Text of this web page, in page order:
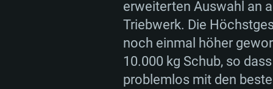
1982-83 in Komsomolsk
Jagdbomber wurden an
erweiterten Auswahl an
Triebwerk. Die
noch einmal höher
10.000 kg Schub, so
problemlos mit den